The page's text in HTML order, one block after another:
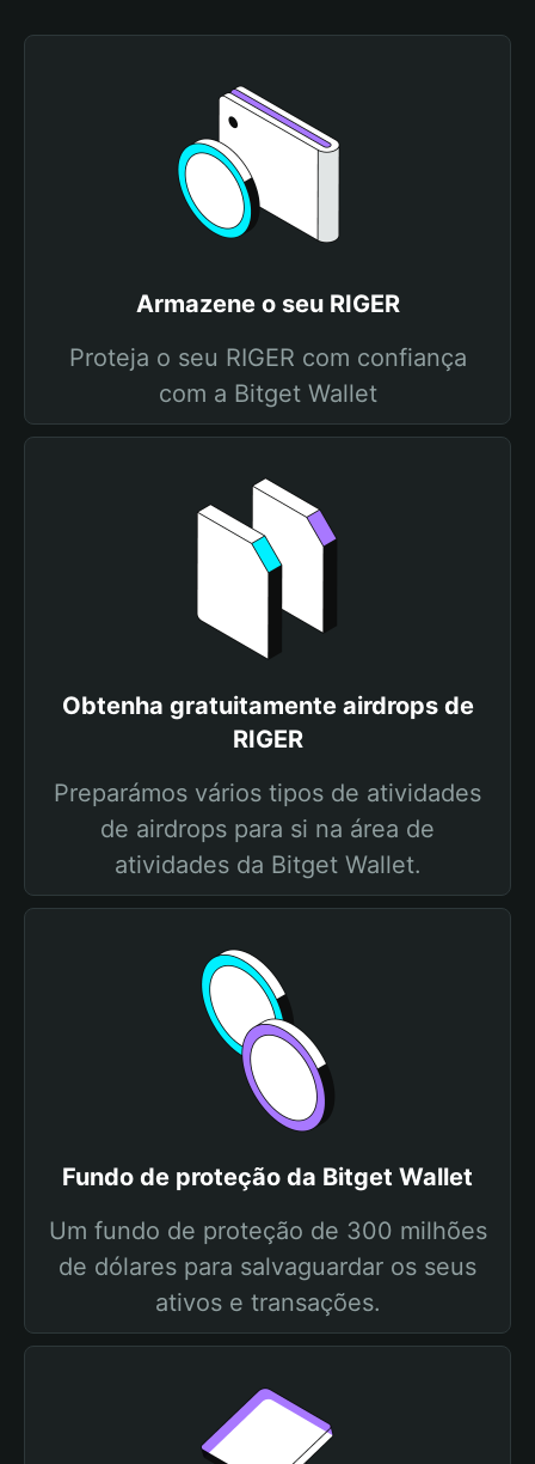
Armazene o seu RIGER
Proteja o seu RIGER com confiança
com a Bitget Wallet
Obtenha gratuitamente airdrops de
RIGER
Preparámos vários tipos de atividades
de airdrops para si na área de
atividades da Bitget Wallet.
Fundo de proteção da Bitget Wallet
Um fundo de proteção de 300 milhões
de dólares para salvaguardar os seus
ativos e transações.